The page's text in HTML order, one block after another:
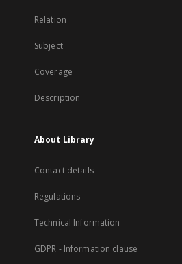
Relation
Subject
Coverage
Description
About Library
Contact details
Regulations
Technical Information
GDPR - Information clause